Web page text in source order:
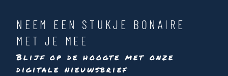
NEEM EEN STUKJE BONAIRE
MET JE MEE
Blijf op de hoogte met onze
digitale nieuwsbrief